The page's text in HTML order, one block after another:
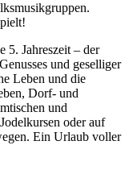
5. Jahreszeit – der
und geselliger
Leben und die
Dorf- und
und
oder auf
Ein Urlaub voller